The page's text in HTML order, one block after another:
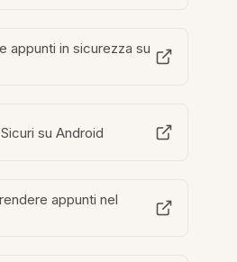
appunti in sicurezza su
su Android
appunti nel